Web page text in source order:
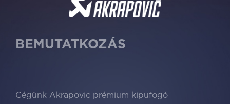
BEMUTATKOZÁS
Cégünk Akrapovic prémium kipufogó